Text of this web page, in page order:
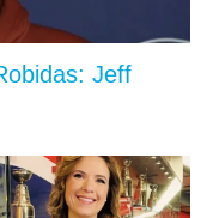
Jeff